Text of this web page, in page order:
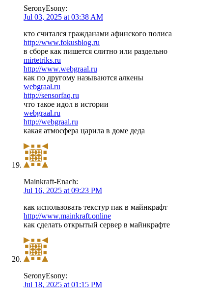
SeronyEsony:
Jul 03, 2025 at 03:38 AM
кто считался гражданами афинского полиса
http://www.fokusblog.ru
в сборе как пишется слитно или раздельно
mirtetriks.ru
http://www.webgraal.ru
как по другому называются алкены
webgraal.ru
http://sensorfaq.ru
что такое идол в истории
webgraal.ru
http://webgraal.ru
какая атмосфера царила в доме деда
Mainkraft-Enach:
Jul 16, 2025 at 09:23 PM
как использовать текстур пак в майнкрафт
http://www.mainkraft.online
как сделать открытый сервер в майнкрафте
SeronyEsony:
Jul 18, 2025 at 01:15 PM